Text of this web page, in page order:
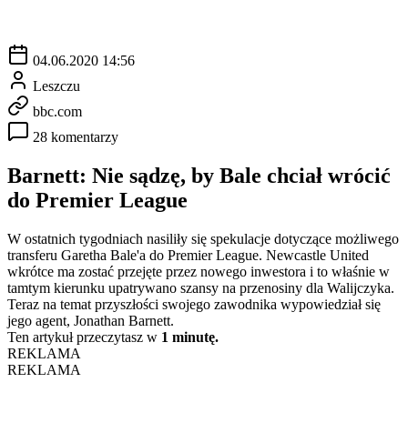
04.06.2020 14:56
Leszczu
bbc.com
28 komentarzy
Barnett: Nie sądzę, by Bale chciał wrócić
do Premier League
W ostatnich tygodniach nasiliły się spekulacje dotyczące możliwego
transferu Garetha Bale'a do Premier League. Newcastle United
wkrótce ma zostać przejęte przez nowego inwestora i to właśnie w
tamtym kierunku upatrywano szansy na przenosiny dla Walijczyka.
Teraz na temat przyszłości swojego zawodnika wypowiedział się
jego agent, Jonathan Barnett.
Ten artykuł przeczytasz w 1 minutę.
REKLAMA
REKLAMA